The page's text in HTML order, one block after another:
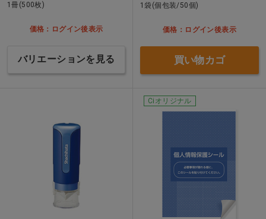
1冊(500枚)
価格：ログイン後表示
バリエーションを見る
1袋(個包装/50個)
価格：ログイン後表示
買い物カゴ
Ciオリジナル